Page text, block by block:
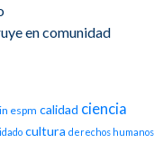
en comunidad
espm calidad ciencia
cultura derechos humanos